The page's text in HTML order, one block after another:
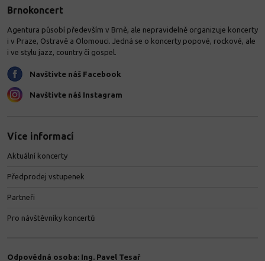
Brnokoncert
Agentura působí především v Brně, ale nepravidelně organizuje koncerty
i v Praze, Ostravě a Olomouci. Jedná se o koncerty popové, rockové, ale
i ve stylu jazz, country či gospel.
Navštivte náš Facebook
Navštivte náš Instagram
Více informací
Aktuální koncerty
Předprodej vstupenek
Partneři
Pro návštěvníky koncertů
Odpovědná osoba: Ing. Pavel Tesař